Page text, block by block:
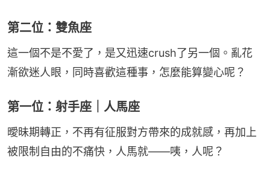
第二位：雙魚座
這一個不是不愛了，是又迅速crush了另一個。亂花
漸欲迷人眼，同時喜歡這種事，怎麼能算變心呢？
第一位：射手座｜人馬座
曖昧期轉正，不再有征服對方帶來的成就感，再加上
被限制自由的不痛快，人馬就——咦，人呢？